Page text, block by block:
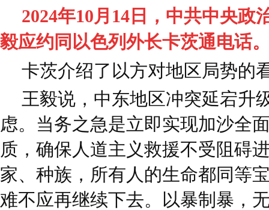
2024年10月14日，中共中央政
毅应约同以色列外长卡茨通电话
卡茨介绍了以方对地区局势的
王毅说，中东地区冲突延宕升
虑。当务之急是立即实现加沙全
质，确保人道主义救援不受阻碍
家、种族，所有人的生命都同等
难不应再继续下去。以暴制暴，